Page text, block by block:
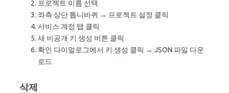
프로젝트 이름 선택
좌측 상단 톱니바퀴 → 프로젝트 설정 클릭
서비스 계정 탭 클릭
새 비공개 키 생성 버튼 클릭
확인 다이얼로그에서 키 생성 클릭 → JSON 파일 다운
로드
삭제